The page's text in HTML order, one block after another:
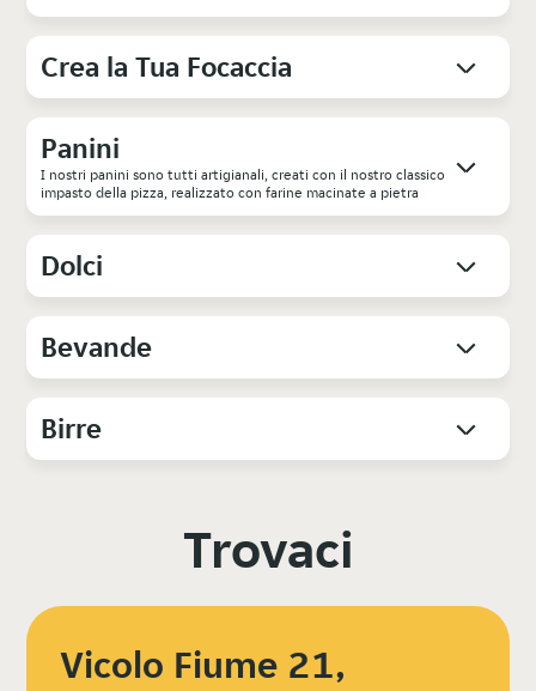
Crea la Tua Focaccia
Panini
I nostri panini sono tutti artigianali, creati con il nostro classico
impasto della pizza, realizzato con farine macinate a pietra
Dolci
Bevande
Birre
Trovaci
Vicolo Fiume 21,